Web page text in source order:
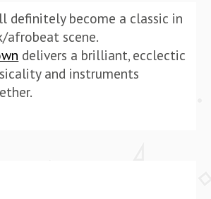
definitely become a classic in
afrobeat scene.
delivers a brilliant, ecclectic
and instruments